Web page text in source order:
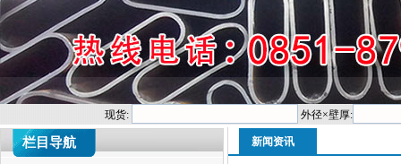
现货: 外径×壁厚:
栏目导航 新闻资讯